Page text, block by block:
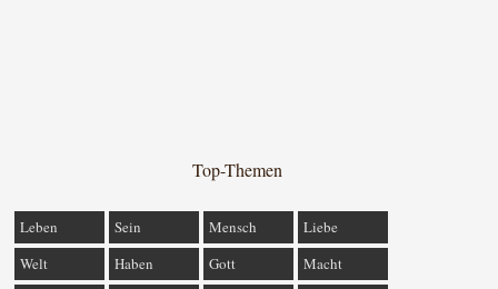
Top-Themen
Leben Sein Mensch
Liebe
Welt
Haben Gott
Macht